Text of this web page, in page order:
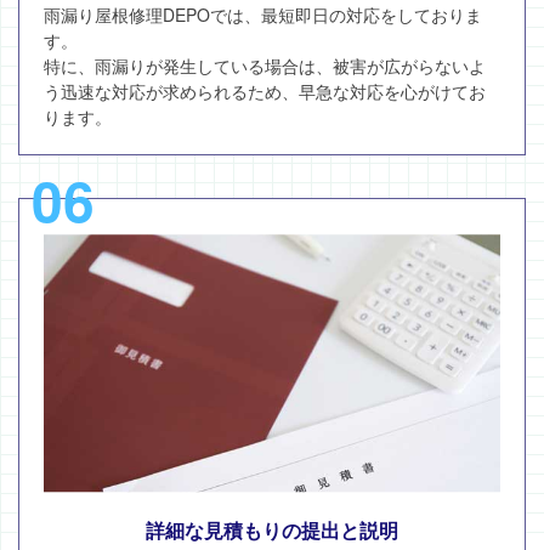
雨漏り屋根修理DEPOでは、最短即日の対応をしておりま
す。
特に、雨漏りが発生している場合は、被害が広がらないよ
う迅速な対応が求められるため、早急な対応を心がけてお
ります。
06
詳細な見積もりの提出と説明